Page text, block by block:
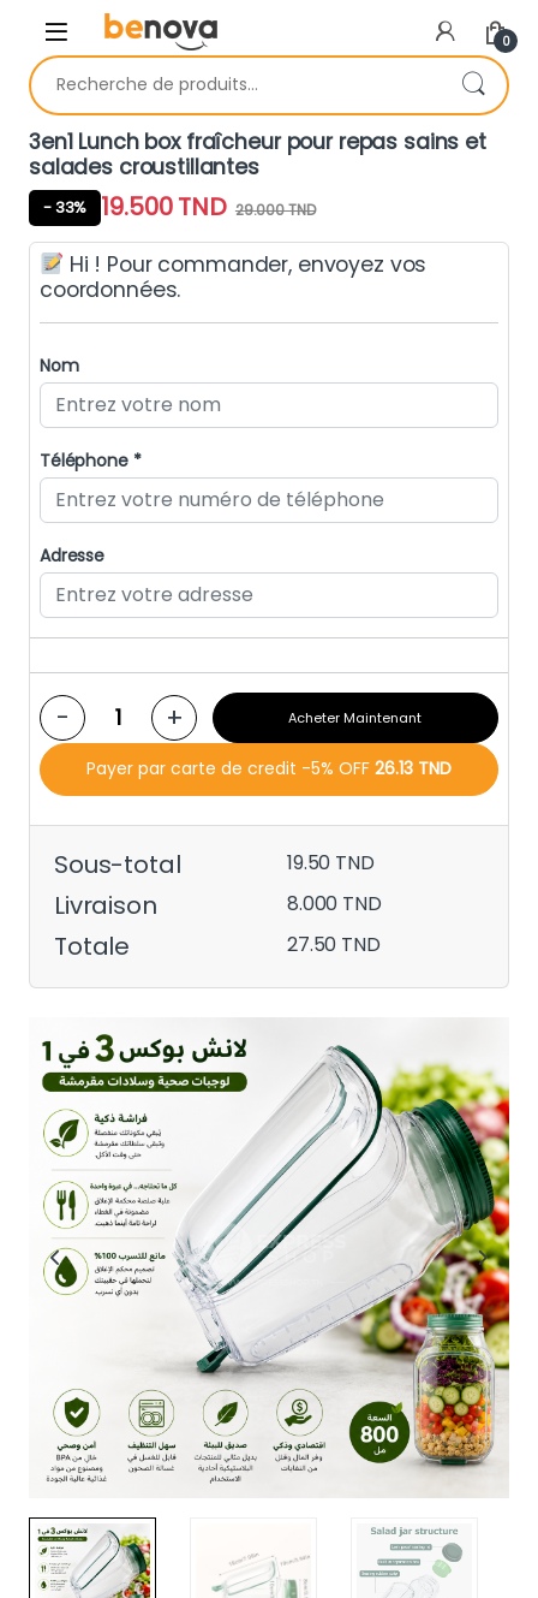
Skip to navigation
Skip to content
0
Recherche pour :
3en1 Lunch box fraîcheur pour repas sains et
salades croustillantes
- 33% 19.500TND 29.000TND
Hi ! Pour commander, envoyez vos
coordonnées.
Nom
Téléphone *
Adresse
- + Acheter Maintenant
Payer par carte de credit -5% OFF 26.13 TND
Sous-total 19.50 TND
Livraison 8.000 TND
Totale 27.50 TND